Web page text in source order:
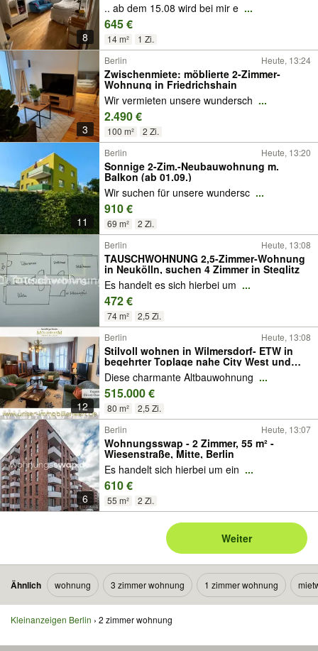
8
.. ab dem 15.08 wird bei mir e ...
645 €
14 m² 1 Zi.
3
Berlin Heute, 13:24
Zwischenmiete: möblierte 2-Zimmer-
Wohnung in Friedrichshain
Wir vermieten unsere wundersch ...
2.490 €
100 m² 2 Zi.
11
Berlin Heute, 13:20
Sonnige 2-Zim.-Neubauwohnung m.
Balkon (ab 01.09.)
Wir suchen für unsere wundersc ...
910 €
69 m²
2 Zi.
Berlin
Heute, 13:08
TAUSCHWOHNUNG 2,5-Zimmer-Wohnung
in Neukölln, suchen 4 Zimmer in Steglitz
Es handelt es sich hierbei um ...
472 €
74 m² 2,5 Zi.
12
Berlin Heute, 13:08
Stilvoll wohnen in Wilmersdorf- ETW in
begehrter Toplage nahe City West und
Ku’damm
Diese charmante Altbauwohnung ...
515.000 €
80 m² 2,5 Zi.
6
Berlin Heute, 13:07
Wohnungsswap - 2 Zimmer, 55 m² -
Wiesenstraße, Mitte, Berlin
Es handelt sich hierbei um ein ...
610 €
55 m² 2 Zi.
Weiter
Ähnlich wohnung 3 zimmer wohnung 1 zimmer wohnung
Kleinanzeigen Berlin 2 zimmer wohnung